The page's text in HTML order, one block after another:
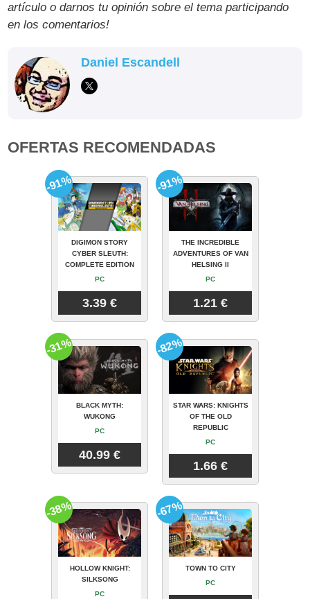
artículo o darnos tu opinión sobre el tema participando
en los comentarios!
Daniel Escandell
OFERTAS RECOMENDADAS
DIGIMON STORY
CYBER SLEUTH:
COMPLETE EDITION
PC
3.39 €
-91%
THE INCREDIBLE
ADVENTURES OF VAN
HELSING II
PC
1.21 €
-91%
BLACK MYTH:
WUKONG
PC
40.99 €
-31%
STAR WARS: KNIGHTS
OF THE OLD
REPUBLIC
PC
1.66 €
-82%
HOLLOW KNIGHT:
SILKSONG
PC
-38%
TOWN TO CITY
PC
-67%